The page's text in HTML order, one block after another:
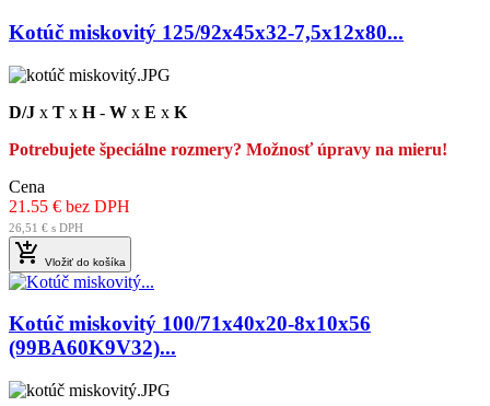
Kotúč miskovitý 125/92x45x32-7,5x12x80...
D/J x T x H- W x E x K
Potrebujete špeciálne rozmery? Možnosť úpravy na mieru!
Cena
21.55 € bez DPH
26,51 € s DPH
 Vložiť do košíka
Kotúč miskovitý 100/71x40x20-8x10x56
(99BA60K9V32)...